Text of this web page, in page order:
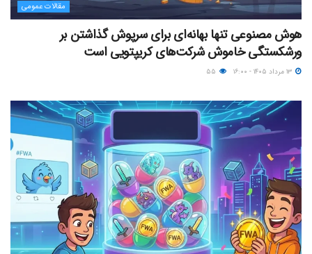
مقالات عمومی
هوش مصنوعی تنها بهانه‌ای برای سرپوش گذاشتن بر
ورشکستگی خاموش شرکت‌های کریپتویی است